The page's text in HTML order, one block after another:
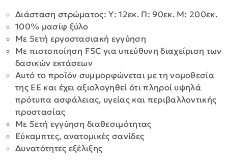
Διάσταση στρώματος: Υ: 12εκ. Π: 90εκ. Μ: 200εκ.
100% μασίφ ξύλο
Με 5ετή εργοστασιακή εγγύηση
Με πιστοποίηση FSC για υπεύθυνη διαχείριση των
δασικών εκτάσεων
Αυτό το προϊόν συμμορφώνεται με τη νομοθεσία
της ΕΕ και έχει αξιολογηθεί ότι πληροί υψηλά
πρότυπα ασφάλειας, υγείας και περιβαλλοντικής
προστασίας
Με 5ετή εγγύηση διαθεσιμότητας
Εύκαμπτες, ανατομικές σανίδες
Δυνατότητες εξέλιξης